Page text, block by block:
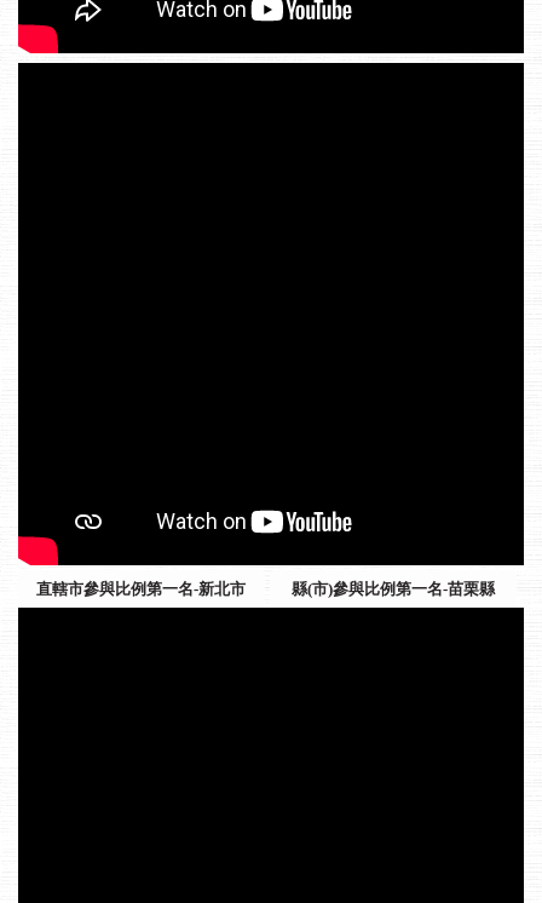
直轄市參與比例第一名-新北市 縣(市)參與比例第一名-苗栗縣